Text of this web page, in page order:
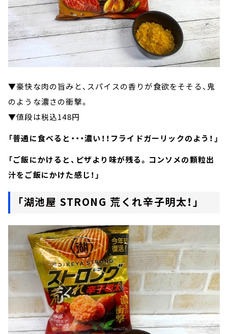
▼豪快な肉の旨みと、スパイスの香りが食欲をそそる、鬼
のような濃さの衝撃。
▼値段は税込148円
「普通に食べると・・・濃い！！フライドガーリックのよう！」
「ご飯にかけると、ピザより味が残る。コンソメの顆粒出
汁をご飯にかけた感じ！」
「湖池屋 STRONG 荒くれ辛子明太！」